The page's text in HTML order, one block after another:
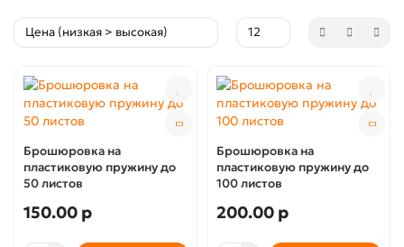
Брошюровка на
пластиковую пружину до
50 листов
150.00 р
Брошюровка на
пластиковую пружину до
100 листов
200.00 р